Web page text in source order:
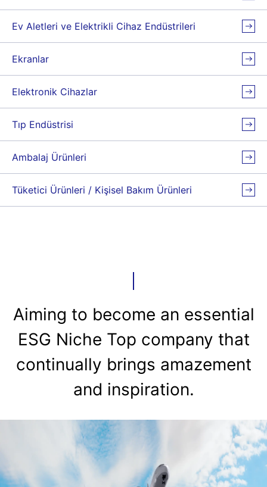
Ev Aletleri ve Elektrikli Cihaz Endüstrileri
Ekranlar
Elektronik Cihazlar
Tıp Endüstrisi
Ambalaj Ürünleri
Tüketici Ürünleri / Kişisel Bakım Ürünleri
Aiming to become an essential
ESG Niche Top company that
continually brings amazement
and inspiration.